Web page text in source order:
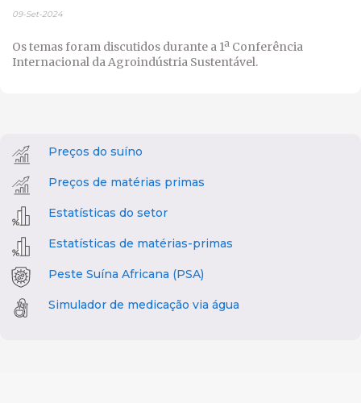
09-Set-2024
Os temas foram discutidos durante a 1ª Conferência
Internacional da Agroindústria Sustentável.
Preços do suíno
Preços de matérias primas
Estatísticas do setor
Estatísticas de matérias-primas
Peste Suína Africana (PSA)
Simulador de medicação via água